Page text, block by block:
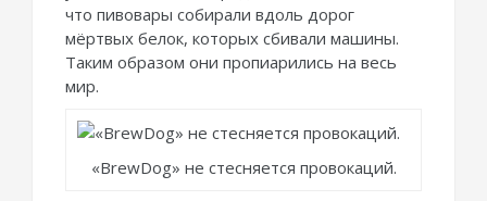
что пивовары собирали вдоль дорог
мёртвых белок, которых сбивали машины.
Таким образом они пропиарились на весь
мир.
«BrewDog» не стесняется провокаций.